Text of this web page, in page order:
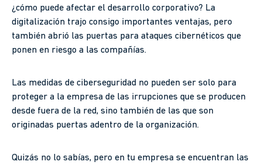
¿cómo puede afectar el desarrollo corporativo? La
digitalización trajo consigo importantes ventajas, pero
también abrió las puertas para ataques cibernéticos que
ponen en riesgo a las compañías.
Las medidas de ciberseguridad no pueden ser solo para
proteger a la empresa de las irrupciones que se producen
desde fuera de la red, sino también de las que son
originadas puertas adentro de la organización.
Quizás no lo sabías, pero en tu empresa se encuentran las